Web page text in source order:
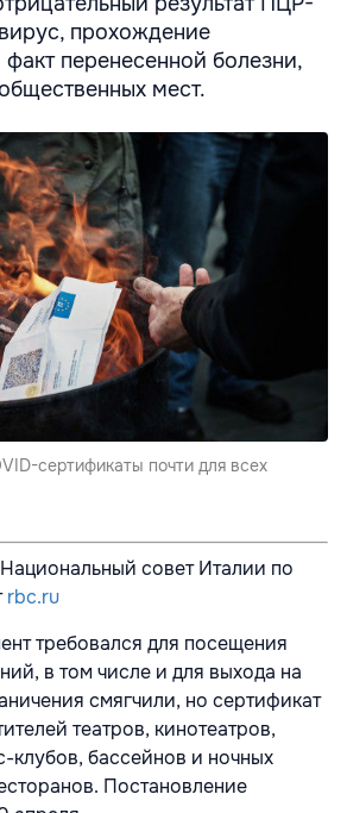
прохождение
перенесенной болезни,
мест.
сертификаты почти для всех
совет Италии по
rbc.ru
требовался для посещения
в том числе и для выхода на
смягчили, но сертификат
театров, кинотеатров,
клубов, бассейнов и ночных
Постановление